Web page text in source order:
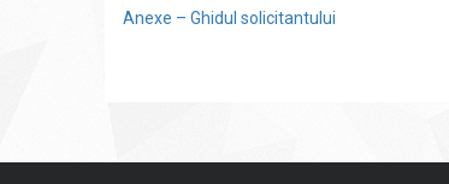
Anexe – Ghidul solicitantului